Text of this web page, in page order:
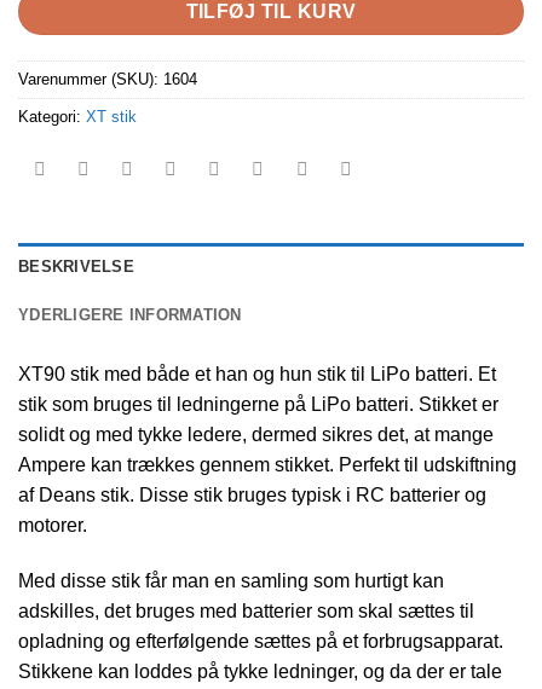
TILFØJ TIL KURV
Varenummer (SKU): 1604
Kategori: XT stik
BESKRIVELSE
YDERLIGERE INFORMATION
XT90 stik med både et han og hun stik til LiPo batteri. Et
stik som bruges til ledningerne på LiPo batteri. Stikket er
solidt og med tykke ledere, dermed sikres det, at mange
Ampere kan trækkes gennem stikket. Perfekt til udskiftning
af Deans stik. Disse stik bruges typisk i RC batterier og
motorer.
Med disse stik får man en samling som hurtigt kan
adskilles, det bruges med batterier som skal sættes til
opladning og efterfølgende sættes på et forbrugsapparat.
Stikkene kan loddes på tykke ledninger, og da der er tale